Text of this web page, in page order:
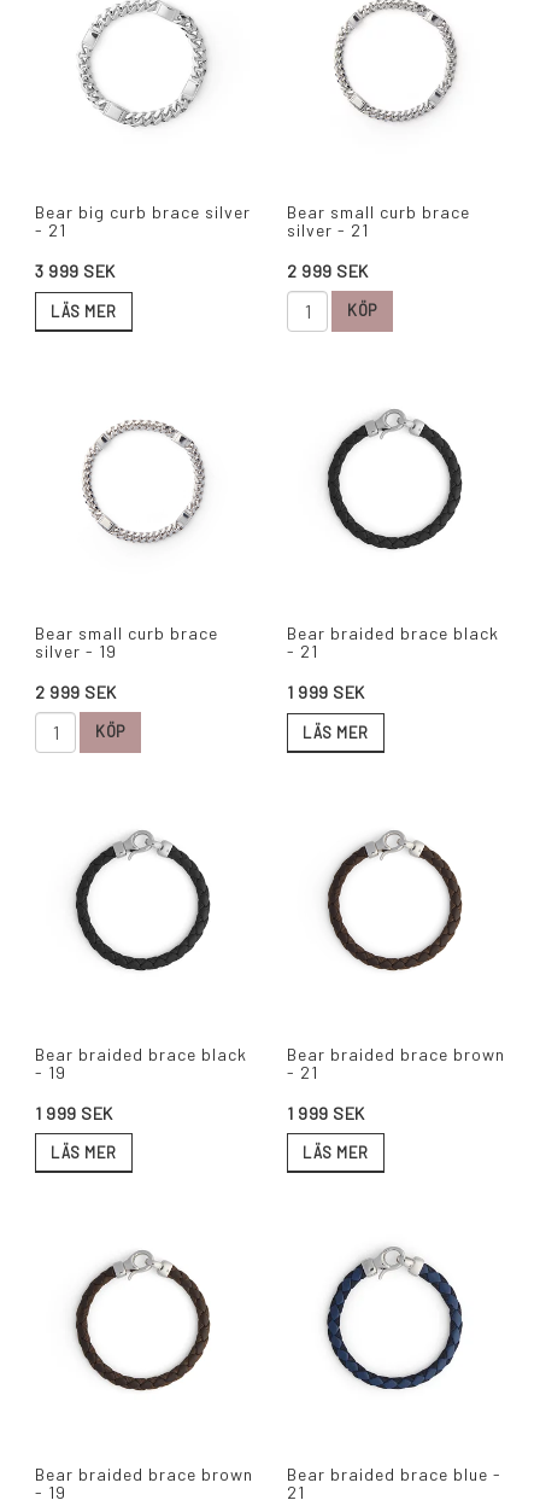
Bear big curb brace silver
- 21
3 999 SEK
LÄS MER
Bear small curb brace
silver - 21
2 999 SEK
KÖP
Bear small curb brace
silver - 19
2 999 SEK
KÖP
Bear braided brace black
- 21
1 999 SEK
LÄS MER
Bear braided brace black
- 19
1 999 SEK
LÄS MER
Bear braided brace brown
- 21
1 999 SEK
LÄS MER
Bear braided brace brown
- 19
Bear braided brace blue -
21